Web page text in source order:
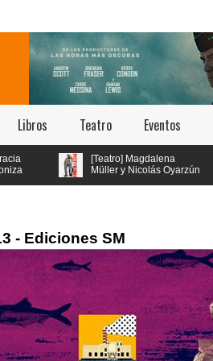
Libros Teatro Eventos
[Teatro] Magdalena
Müller y Nicolás Oyarzún
- Ediciones SM